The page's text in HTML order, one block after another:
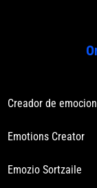
Creador de
Emotions Creator
Emozio Sortzaile